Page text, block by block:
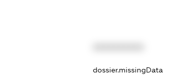
dossier.missingData